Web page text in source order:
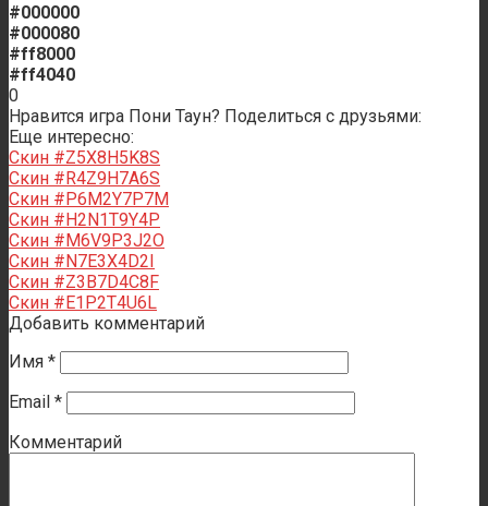
#000000
#000080
#ff8000
#ff4040
0
Нравится игра Пони Таун? Поделиться с друзьями:
Еще интересно:
Скин #Z5X8H5K8S
Скин #R4Z9H7A6S
Скин #P6M2Y7P7M
Скин #H2N1T9Y4P
Скин #M6V9P3J2O
Скин #N7E3X4D2I
Скин #Z3B7D4C8F
Скин #E1P2T4U6L
Добавить комментарий
Имя *
Email *
Комментарий